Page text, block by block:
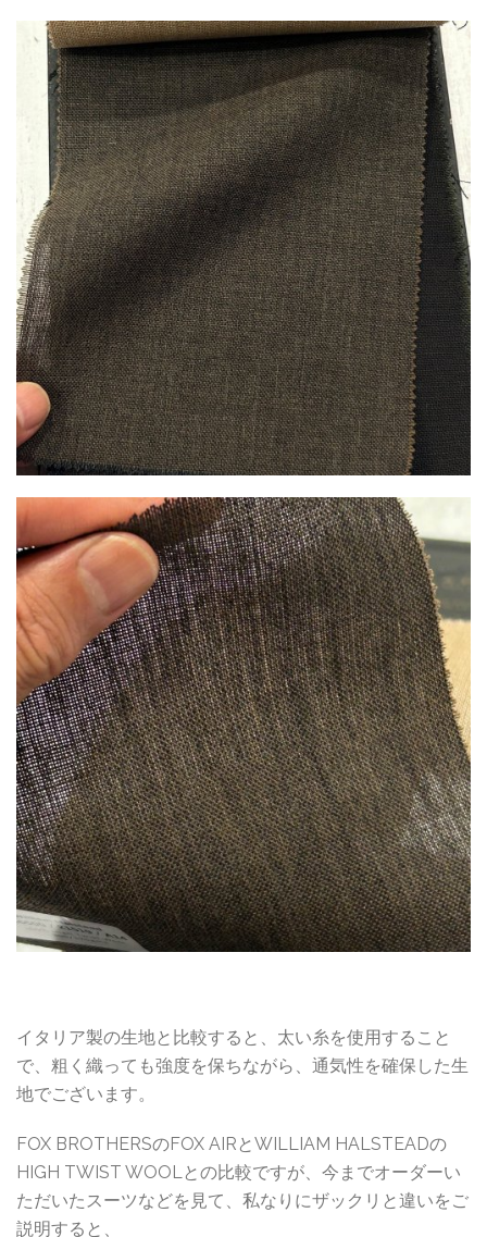
イタリア製の生地と比較すると、太い糸を使用すること
で、粗く織っても強度を保ちながら、通気性を確保した生
地でございます。
FOX BROTHERSのFOX AIRとWILLIAM HALSTEADの
HIGH TWIST WOOLとの比較ですが、今までオーダーい
ただいたスーツなどを見て、私なりにザックリと違いをご
説明すると、